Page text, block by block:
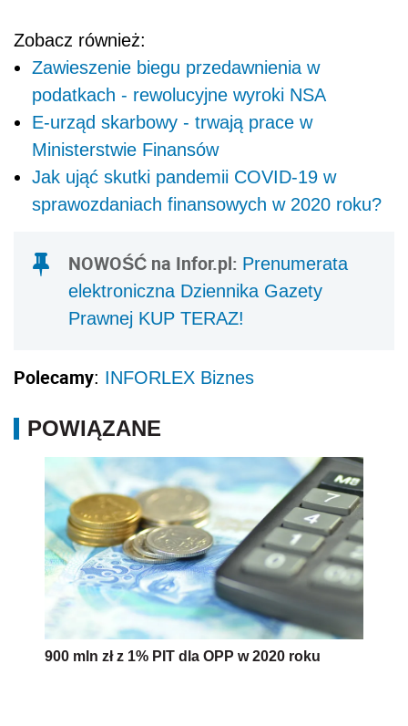
Zobacz również:
Zawieszenie biegu przedawnienia w
podatkach - rewolucyjne wyroki NSA
E-urząd skarbowy - trwają prace w
Ministerstwie Finansów
Jak ująć skutki pandemii COVID-19 w
sprawozdaniach finansowych w 2020 roku?
NOWOŚĆ na Infor.pl: Prenumerata
elektroniczna Dziennika Gazety
Prawnej KUP TERAZ!
Polecamy: INFORLEX Biznes
POWIĄZANE
900 mln zł z 1% PIT dla OPP w 2020 roku